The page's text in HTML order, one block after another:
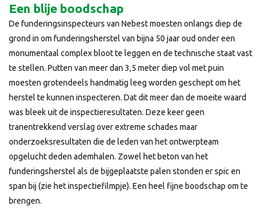
Een blije boodschap
De funderingsinspecteurs van Nebest moesten onlangs diep de
grond in om funderingsherstel van bijna 50 jaar oud onder een
monumentaal complex bloot te leggen en de technische staat vast
te stellen. Putten van meer dan 3,5 meter diep vol met puin
moesten grotendeels handmatig leeg worden geschept om het
herstel te kunnen inspecteren. Dat dit meer dan de moeite waard
was bleek uit de inspectieresultaten. Deze keer geen
tranentrekkend verslag over extreme schades maar
onderzoeksresultaten die de leden van het ontwerpteam
opgelucht deden ademhalen. Zowel het beton van het
funderingsherstel als de bijgeplaatste palen stonden er spic en
span bij (zie het inspectiefilmpje). Een heel fijne boodschap om te
brengen.